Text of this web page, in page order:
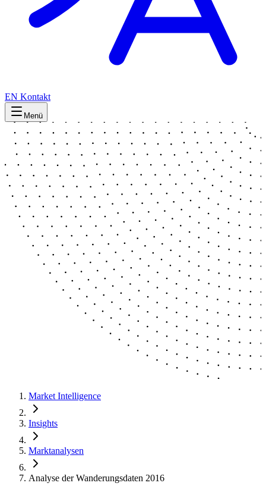
EN Kontakt
Menü
Market Intelligence
Insights
Marktanalysen
Analyse der Wanderungsdaten 2016